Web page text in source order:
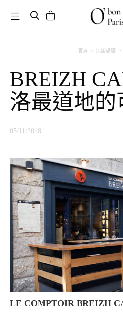
Toggle navigation
首頁 法國旅遊
BREIZH CAFE : 聖馬
洛最道地的
05/11/2018
LE COMPTOIR BREIZH